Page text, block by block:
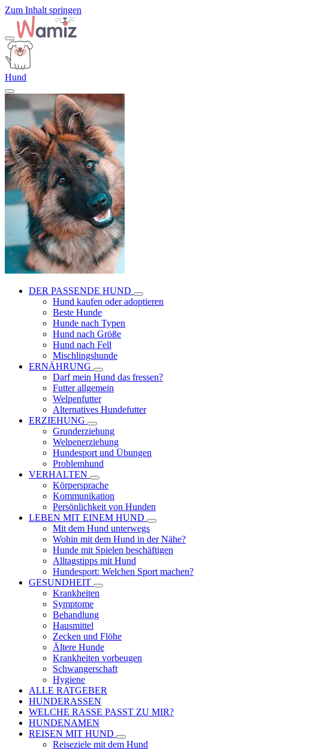
Zum Inhalt springen
Hund
DER PASSENDE HUND
Hund kaufen oder adoptieren
Beste Hunde
Hunde nach Typen
Hund nach Größe
Hund nach Fell
Mischlingshunde
ERNÄHRUNG
Darf mein Hund das fressen?
Futter allgemein
Welpenfutter
Alternatives Hundefutter
ERZIEHUNG
Grunderziehung
Welpenerziehung
Hundesport und Übungen
Problemhund
VERHALTEN
Körpersprache
Kommunikation
Persönlichkeit von Hunden
LEBEN MIT EINEM HUND
Mit dem Hund unterwegs
Wohin mit dem Hund in der Nähe?
Hunde mit Spielen beschäftigen
Alltagstipps mit Hund
Hundesport: Welchen Sport machen?
GESUNDHEIT
Krankheiten
Symptome
Behandlung
Hausmittel
Zecken und Flöhe
Ältere Hunde
Krankheiten vorbeugen
Schwangerschaft
Hygiene
ALLE RATGEBER
HUNDERASSEN
WELCHE RASSE PASST ZU MIR?
HUNDENAMEN
REISEN MIT HUND
Reiseziele mit dem Hund